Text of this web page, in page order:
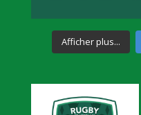
Afficher plus...